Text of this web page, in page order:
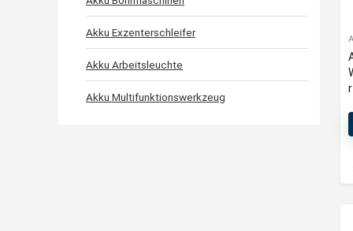
Akku Exzenterschleifer
Akku Arbeitsleuchte
Akku Multifunktionswerkzeug